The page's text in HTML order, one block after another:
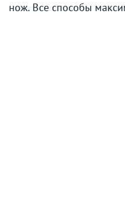
нож. Все способы